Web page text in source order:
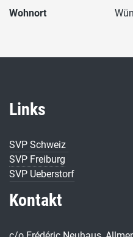
Wohnort
Links
SVP Schweiz
SVP Freiburg
SVP Ueberstorf
Kontakt